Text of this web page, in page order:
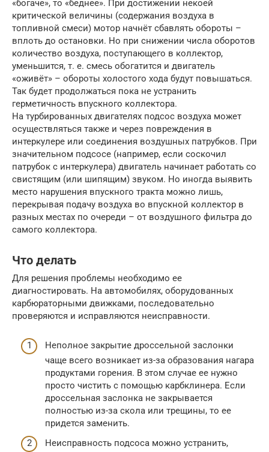
«богаче», то «беднее». При достижении некоей
критической величины (содержания воздуха в
топливной смеси) мотор начнёт сбавлять обороты –
вплоть до остановки. Но при снижении числа оборотов
количество воздуха, поступающего в коллектор,
уменьшится, т. е. смесь обогатится и двигатель
«оживёт» – обороты холостого хода будут повышаться.
Так будет продолжаться пока не устранить
герметичность впускного коллектора.
На турбированных двигателях подсос воздуха может
осуществляться также и через повреждения в
интеркулере или соединения воздушных патрубков. При
значительном подсосе (например, если соскочил
патрубок с интеркулера) двигатель начинает работать со
свистящим (или шипящим) звуком. Но иногда выявить
место нарушения впускного тракта можно лишь,
перекрывая подачу воздуха во впускной коллектор в
разных местах по очереди – от воздушного фильтра до
самого коллектора.
Что делать
Для решения проблемы необходимо ее
диагностировать. На автомобилях, оборудованных
карбюраторными движками, последовательно
проверяются и исправляются неисправности.
Неполное закрытие дроссельной заслонки
чаще всего возникает из-за образования нагара
продуктами горения. В этом случае ее нужно
просто чистить с помощью карбклинера. Если
дроссельная заслонка не закрывается
полностью из-за скола или трещины, то ее
придется заменить.
Неисправность подсоса можно устранить,